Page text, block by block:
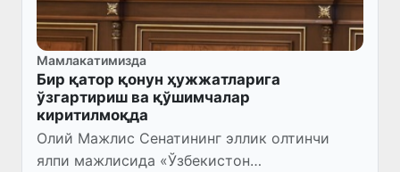
Мамлакатимизда
Бир қатор қонун ҳужжатларига
ўзгартириш ва қўшимчалар
киритилмоқда
Олий Мажлис Сенатининг эллик олтинчи
ялпи мажлисида «Ўзбекистон